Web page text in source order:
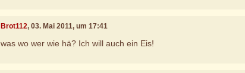
Brot112, 03. Mai 2011, um 17:41
was wo wer wie hä? Ich will auch ein Eis!